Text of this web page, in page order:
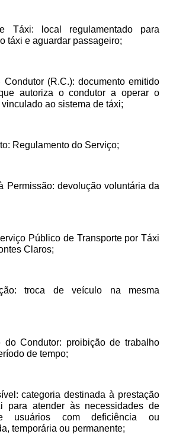
Táxi: local regulamentado
para
táxi e aguardar passageiro;
Condutor (R.C.): documento emitido
autoriza o condutor a operar o
vinculado ao sistema de táxi;
Regulamento do Serviço;
Permissão: devolução voluntária da
Público de Transporte por Táxi
Claros;
troca de veículo na
mesma
do Condutor: proibição de trabalho
de tempo;
categoria destinada à prestação
para atender às necessidades de
usuários com deficiência
ou
temporária ou permanente;